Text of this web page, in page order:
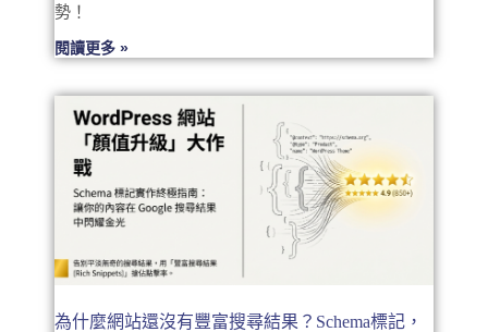
勢！
閱讀更多 »
為什麼網站還沒有豐富搜尋結果？Schema標記，